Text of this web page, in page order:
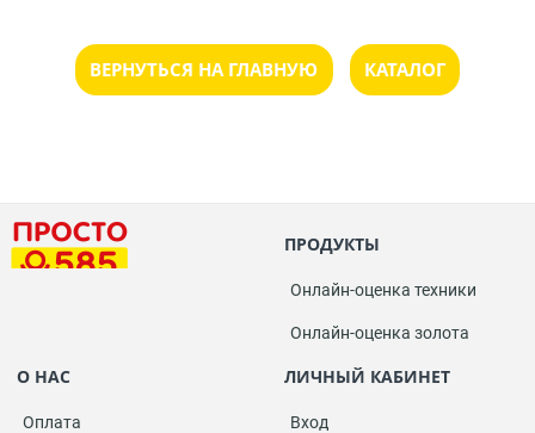
ВЕРНУТЬСЯ НА ГЛАВНУЮ КАТАЛОГ
ПРОДУКТЫ
Онлайн-оценка техники
Онлайн-оценка золота
О НАС
Оплата
ЛИЧНЫЙ КАБИНЕТ
Вход